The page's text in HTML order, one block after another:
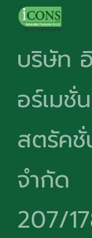
บริษัท
อร์เมชั่
สตรัคชั่
จำกัด
207/